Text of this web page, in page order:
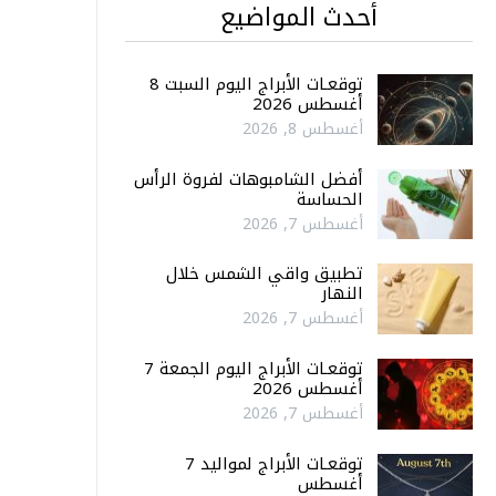
أحدث المواضيع
توقعـات الأبراج اليوم السبت 8
أغسطس 2026
أغسطس 8, 2026
أفضل الشامبوهات لفروة الرأس
الحساسة
أغسطس 7, 2026
تطبيق واقي الشمس خلال
النهار
أغسطس 7, 2026
توقعـات الأبراج اليوم الجمعة 7
أغسطس 2026
أغسطس 7, 2026
توقعـات الأبراج لمواليد 7
أغسطس